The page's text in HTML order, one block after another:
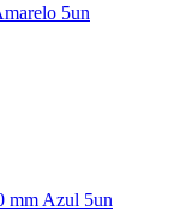
5un
mm Azul 5un